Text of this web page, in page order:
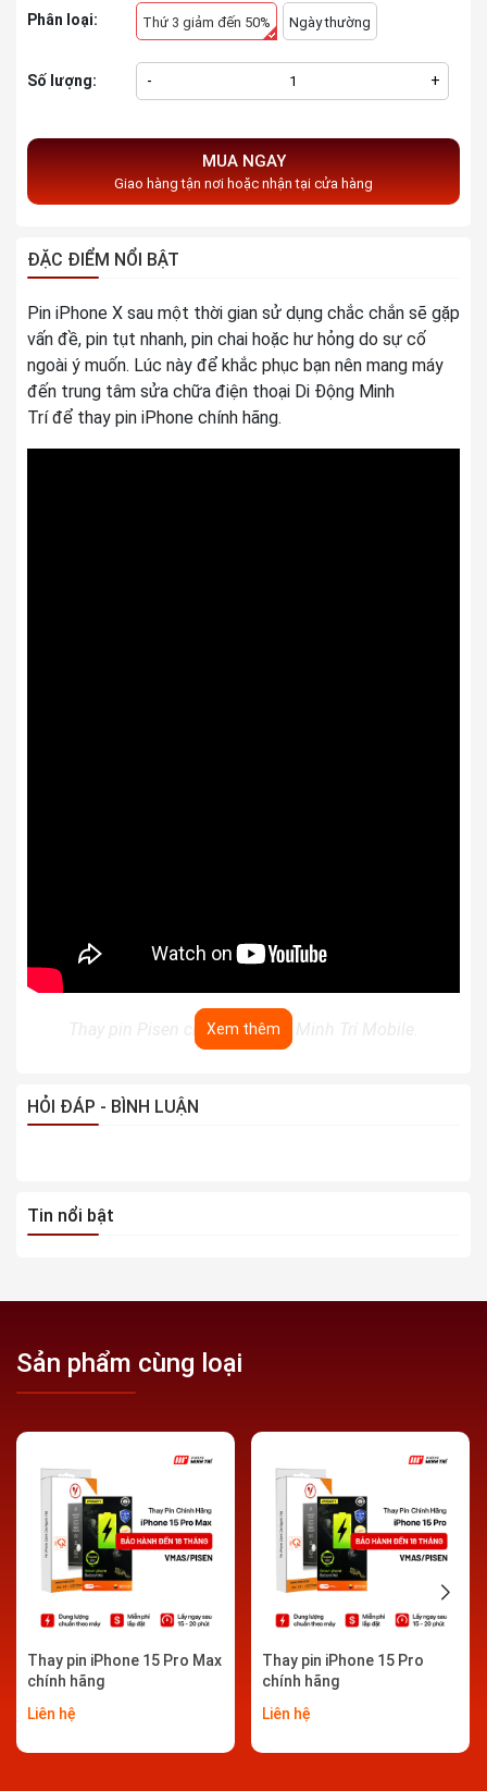
Phân loại: Thứ 3 giảm đến 50% Ngày thường
Số lượng: - +
MUA NGAY
Giao hàng tận nơi hoặc nhận tại cửa hàng
ĐẶC ĐIỂM NỔI BẬT
Pin iPhone X sau một thời gian sử dụng chắc chắn sẽ gặp
vấn đề, pin tụt nhanh, pin chai hoặc hư hỏng do sự cố
ngoài ý muốn. Lúc này để khắc phục bạn nên mang máy
đến trung tâm sửa chữa điện thoại Di Động Minh
Trí để thay pin iPhone chính hãng.
Thay pin Pisen chính hãng tại Minh Trí Mobile.
Minh Trí Mobile - Dịch vụ thay pin iPhone chính hãng,
đánh giá cao về chất lượng cũng như giá cả. Bởi tại trung
tâm, dịch vụ thay pin điên thoại luôn sử dụng pin mới để
chóng mang máy đến trung tâm để được khắc phục.
Thay pin iPhone Vmas chính hãng lấy ngay tại Hải
Phòng
Những dấu hiệu bạn cần phải thay pin iPhone Pisen |
Xem thêm
HỎI ĐÁP - BÌNH LUẬN
Tin nổi bật
Sản phẩm cùng loại
Thay pin iPhone 15 Pro Max
chính hãng
Liên hệ
Thay pin iPhone 15 Pro
chính hãng
Liên hệ